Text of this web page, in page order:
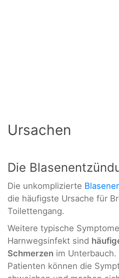
Ursachen
Die
Die unkomplizierte
die häufigste Ursache für
Toilettengang.
Weitere typische
Harnwegsinfekt sind
Schmerzen im
Patienten können die